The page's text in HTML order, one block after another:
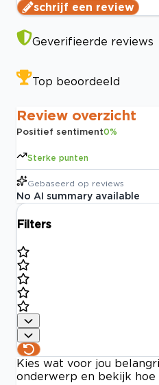
schrijf een review
Geverifieerde reviews
Top beoordeeld
Review overzicht
Positief sentiment0%
Sterke punten
Gebaseerd op reviews
No AI summary available
Filters
Kies wat voor jou
onderwerp en bekijk